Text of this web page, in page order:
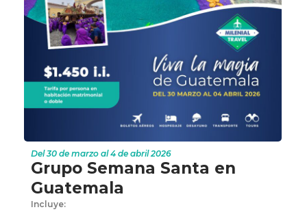
Del 30 de marzo al 4 de abril 2026
Grupo Semana Santa en
Guatemala
Incluye: